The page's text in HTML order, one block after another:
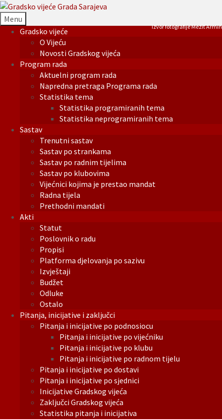
Menu
Gradsko vijeće
O Vijeću
Novosti Gradskog vijeća
Program rada
Aktuelni program rada
Napredna pretraga Programa rada
Statistika tema
Statistika programiranih tema
Statistika neprogramiranih tema
Sastav
Trenutni sastav
Sastav po strankama
Sastav po radnim tijelima
Sastav po klubovima
Vijećnici kojima je prestao mandat
Radna tijela
Prethodni mandati
Akti
Statut
Poslovnik o radu
Propisi
Platforma djelovanja po sazivu
Izvještaji
Budžet
Odluke
Ostalo
Pitanja, inicijative i zaključci
Pitanja i inicijative po podnosiocu
Pitanja i inicijative po vijećniku
Pitanja i inicijative po klubu
Pitanja i inicijative po radnom tijelu
Pitanja i inicijative po dostavi
Pitanja i inicijative po sjednici
Inicijative Gradskog vijeća
Zaključci Gradskog vijeća
Statistika pitanja i inicijativa
Izvor fotografije Mezit Armin